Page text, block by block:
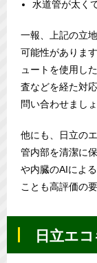
水道管が太く
一報、上記の立
可能性がありま
ュートを使用し
査などを経た対
問い合わせましょ
他にも、日立の
管内部を清潔に
や内臓のAIによ
ことも高評価の要
日立エ